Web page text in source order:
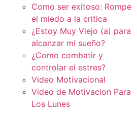
Como ser exitoso: Rompe
el miedo a la critica
¿Estoy Muy Viejo (a) para
alcanzar mi sueño?
¿Como combatir y
controlar el estres?
Video Motivacional
Video de Motivacion Para
Los Lunes